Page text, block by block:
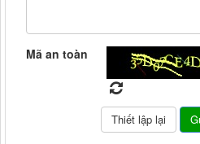
Mã an toàn